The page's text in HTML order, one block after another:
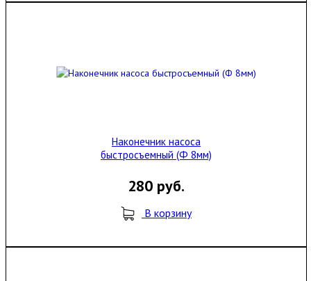
Наконечник насоса
быстросъемный (Ф 8мм)
280 руб.
В корзину